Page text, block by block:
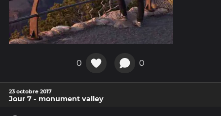
0 0
23 octobre 2017
Jour 7 - monument valley